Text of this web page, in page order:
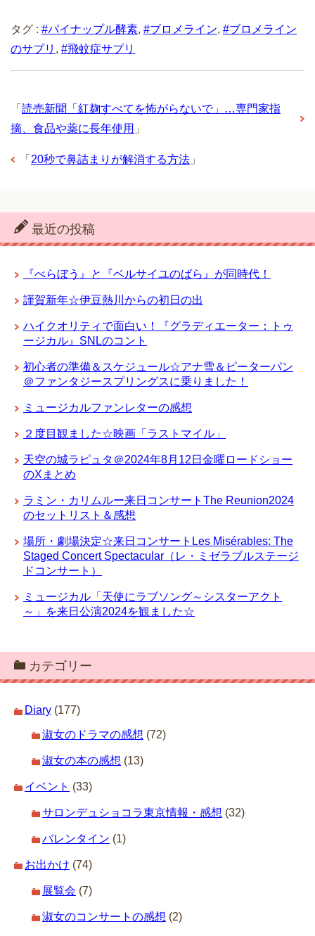
タグ : #パイナップル酵素, #ブロメライン, #ブロメライン
のサプリ , #飛蚊症サプリ
「 読売新聞「紅麹すべてを怖がらないで」…専門家指
摘、食品や薬に長年使用 」
「 20秒で鼻詰まりが解消する方法 」
最近の投稿
『べらぼう』と『ベルサイユのばら』が同時代！
謹賀新年☆伊豆熱川からの初日の出
ハイクオリティで面白い！『グラディエーター：トゥ
ージカル』SNLのコント
初心者の準備＆スケジュール☆アナ雪＆ピーターパン
＠ファンタジースプリングスに乗りました！
ミュージカルファンレターの感想
２度目観ました☆映画「ラストマイル」
天空の城ラピュタ＠2024年8月12日金曜ロードショー
のXまとめ
ラミン・カリムルー来日コンサートThe Reunion2024
のセットリスト＆感想
場所・劇場決定☆来日コンサートLes Misérables: The
Staged Concert Spectacular（レ・ミゼラブルステージ
ドコンサート）
ミュージカル「天使にラブソング～シスターアクト
～」を来日公演2024を観ました☆
カテゴリー
Diary (177)
淑女のドラマの感想 (72)
淑女の本の感想 (13)
イベント (33)
サロンデュショコラ東京情報・感想 (32)
バレンタイン (1)
お出かけ (74)
展覧会 (7)
淑女のコンサートの感想 (2)